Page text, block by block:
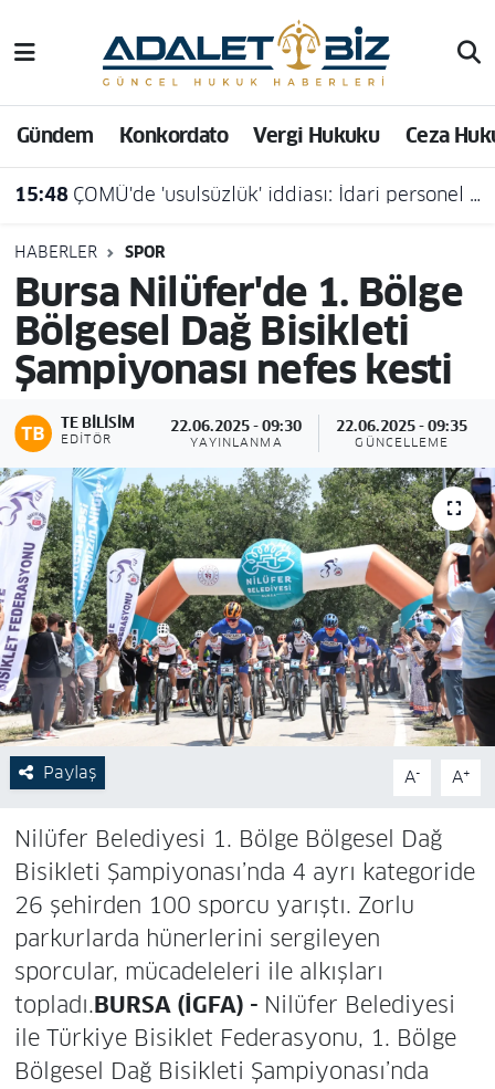
Gündem Konkordato Vergi Hukuku Ceza
15:48 ÇOMÜ'de 'usulsüzlük' iddiası: İdari personel açığa alındı
HABERLER SPOR
Bursa Nilüfer'de 1. Bölge
Bölgesel Dağ Bisikleti
Şampiyonası nefes kesti
TE BILISIM
EDITÖR
22.06.2025 - 09:30
YAYINLANMA
22.06.2025 - 09:35
GÜNCELLEME
Paylaş A- A+
Nilüfer Belediyesi 1. Bölge Bölgesel Dağ
Bisikleti Şampiyonası’nda 4 ayrı kategoride
26 şehirden 100 sporcu yarıştı. Zorlu
parkurlarda hünerlerini sergileyen
sporcular, mücadeleleri ile alkışları
topladı.BURSA (İGFA) - Nilüfer Belediyesi
ile Türkiye Bisiklet Federasyonu, 1. Bölge
Bölgesel Dağ Bisikleti Şampiyonası’nda
Hava Durumu
Trafik Durumu
Süper Lig Puan Durumu ve Fikstür
Tüm Manşetler
Son Dakika Haberleri
Haber Arşivi